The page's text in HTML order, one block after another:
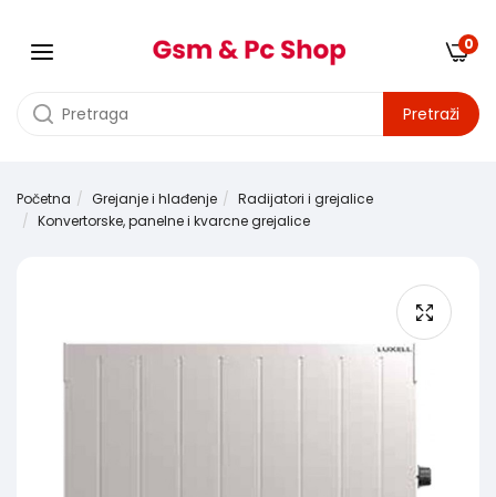
Pretraži
0
Početna Grejanje i hlađenje
Radijatori i grejalice
Konvertorske, panelne i kvarcne grejalice